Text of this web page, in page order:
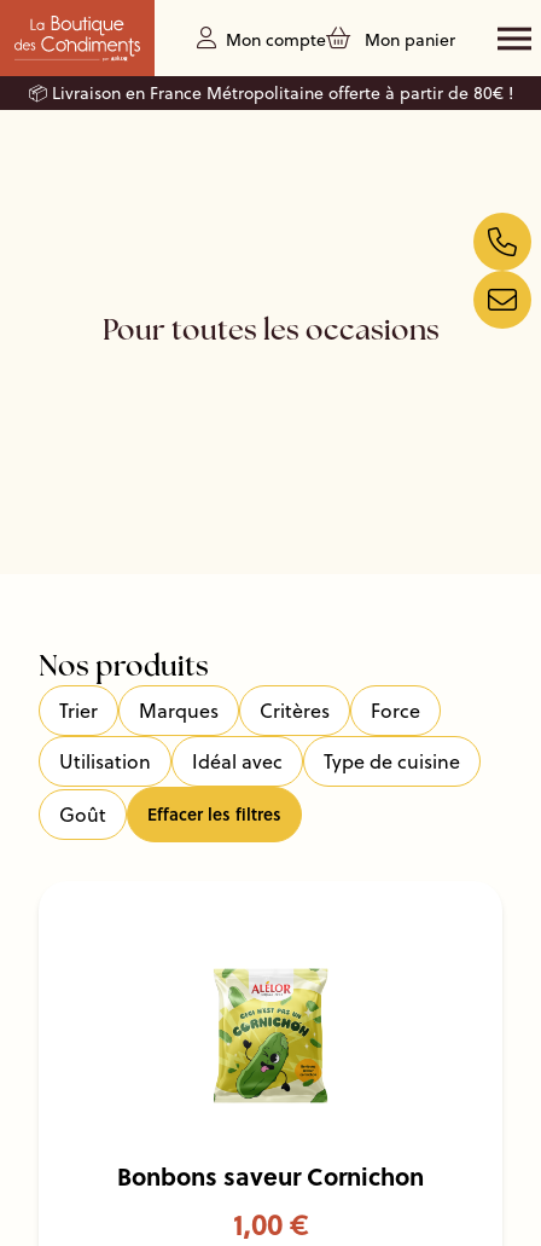
Mon compte Mon panier
📦 Livraison en France Métropolitaine offerte à partir de 80€ !
Pour toutes les occasions
Nos produits
Trier Marques Critères
Force
Utilisation
Idéal avec
Type de cuisine
Goût
Effacer les filtres
Bonbons saveur Cornichon
1,00 €